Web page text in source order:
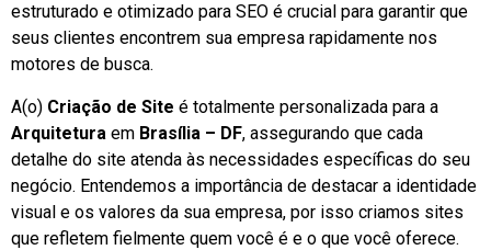
estruturado e otimizado para SEO é crucial para garantir que
seus clientes encontrem sua empresa rapidamente nos
motores de busca.
A(o) Criação de Site é totalmente personalizada para a
Arquitetura em Brasília – DF, assegurando que cada
detalhe do site atenda às necessidades específicas do seu
negócio. Entendemos a importância de destacar a identidade
visual e os valores da sua empresa, por isso criamos sites
que refletem fielmente quem você é e o que você oferece.